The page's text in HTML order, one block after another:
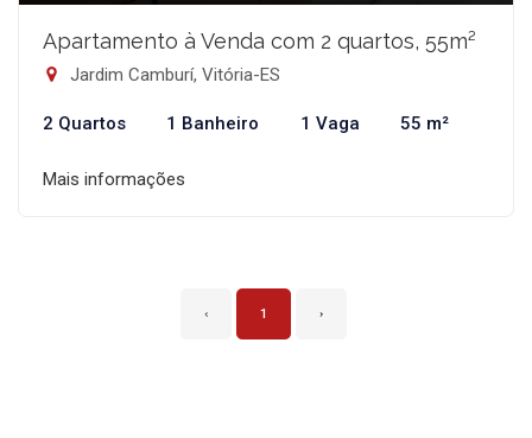
Apartamento à Venda com 2 quartos, 55m²
Jardim Camburí, Vitória-ES
2 Quartos 1 Banheiro 1 Vaga 55 m²
Mais informações
‹ 1 ›